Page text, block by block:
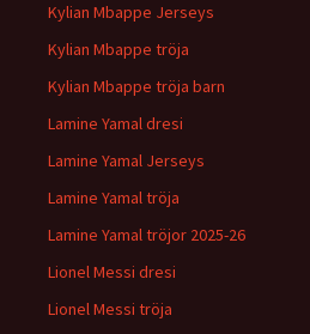
Kylian Mbappe Jerseys
Kylian Mbappe tröja
Kylian Mbappe tröja barn
Lamine Yamal dresi
Lamine Yamal Jerseys
Lamine Yamal tröja
Lamine Yamal tröjor 2025-26
Lionel Messi dresi
Lionel Messi tröja